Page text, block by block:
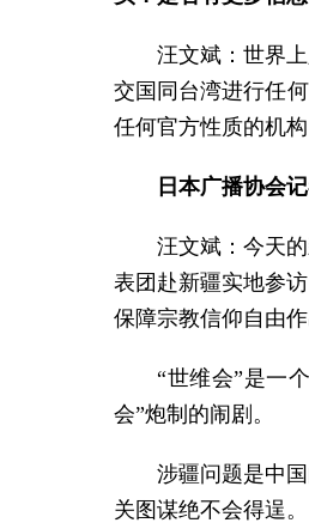
汪文斌：世界
交国同台湾进行任
任何官方性质的机
日本广播协会
汪文斌：今天
表团赴新疆实地参
保障宗教信仰自由作
“世维会”是一
会”炮制的闹剧。
涉疆问题是中
关图谋绝不会得逞。